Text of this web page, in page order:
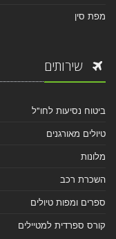
מפת סין
שירותים
ביטוח נסיעות לחו"ל
טיולים מאורגנים
מלונות
השכרת רכב
ספרים ומפות טיולים
קורס ספרדית למטיילים